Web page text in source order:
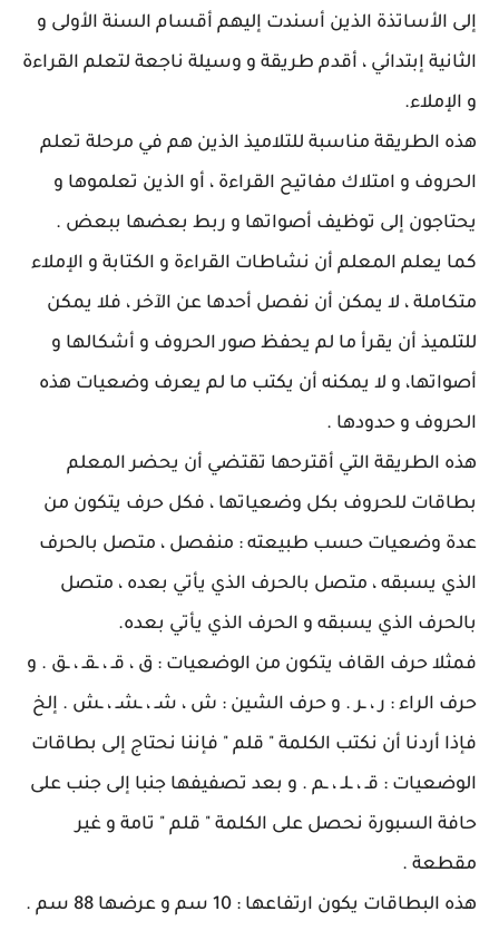
إلى الأساتذة الذين أسندت إليهم أقسام السنة الأولى و
الثانية إبتدائي ، أقدم طريقة و وسيلة ناجعة لتعلم القراءة
و الإملاء.
هذه الطريقة مناسبة للتلاميذ الذين هم في مرحلة تعلم
الحروف و امتلاك مفاتيح القراءة ، أو الذين تعلموها و
يحتاجون إلى توظيف أصواتها و ربط بعضها ببعض .
كما يعلم المعلم أن نشاطات القراءة و الكتابة و الإملاء
متكاملة ، لا يمكن أن نفصل أحدها عن الآخر ، فلا يمكن
للتلميذ أن يقرأ ما لم يحفظ صور الحروف و أشكالها و
أصواتها، و لا يمكنه أن يكتب ما لم يعرف وضعيات هذه
الحروف و حدودها .
هذه الطريقة التي أقترحها تقتضي أن يحضر المعلم
بطاقات للحروف بكل وضعياتها ، فكل حرف يتكون من
عدة وضعيات حسب طبيعته : منفصل ، متصل بالحرف
الذي يسبقه ، متصل بالحرف الذي يأتي بعده ، متصل
بالحرف الذي يسبقه و الحرف الذي يأتي بعده.
فمثلا حرف القاف يتكون من الوضعيات : ق ، قـ ، ـقـ ، ـق . و
حرف الراء : ر ، ـر . و حرف الشين : ش ، شـ ، ـشـ ، ـش . إلخ
فإذا أردنا أن نكتب الكلمة " قلم " فإننا نحتاج إلى بطاقات
الوضعيات : قـ ، ـلـ ، ـم . و بعد تصفيفها جنبا إلى جنب على
حافة السبورة نحصل على الكلمة " قلم " تامة و غير
مقطعة .
هذه البطاقات يكون ارتفاعها : 10 سم و عرضها 88 سم .